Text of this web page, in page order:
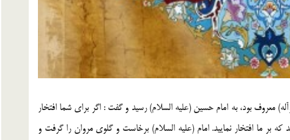
معروف بود، به امام حسين (عليه السلام) رسيد و گفت : اگر براي شما افتخار
بر ما افتخار نماييد. امام (عليه السلام) برخاست و گلوي مروان را گرفت و